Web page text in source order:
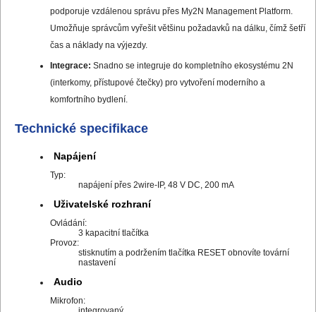
podporuje vzdálenou správu přes My2N Management Platform.
Umožňuje správcům vyřešit většinu požadavků na dálku, čímž šetří
čas a náklady na výjezdy.
Integrace: Snadno se integruje do kompletního ekosystému 2N
(interkomy, přístupové čtečky) pro vytvoření moderního a
komfortního bydlení.
Technické specifikace
Napájení
Typ:
napájení přes 2wire-IP, 48 V DC, 200 mA
Uživatelské rozhraní
Ovládání:
3 kapacitní tlačítka
Provoz:
stisknutím a podržením tlačítka RESET obnovíte tovární
nastavení
Audio
Mikrofon: